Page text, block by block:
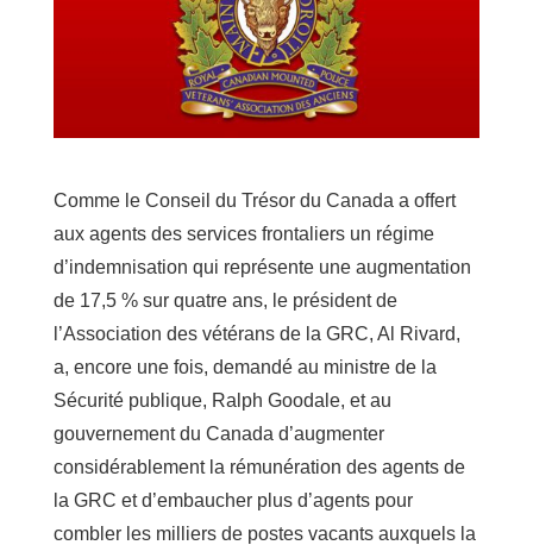
Comme le Conseil du Trésor du Canada a offert
aux agents des services frontaliers un régime
d’indemnisation qui représente une augmentation
de 17,5 % sur quatre ans, le président de
l’Association des vétérans de la GRC, Al Rivard,
a, encore une fois, demandé au ministre de la
Sécurité publique, Ralph Goodale, et au
gouvernement du Canada d’augmenter
considérablement la rémunération des agents de
la GRC et d’embaucher plus d’agents pour
combler les milliers de postes vacants auxquels la